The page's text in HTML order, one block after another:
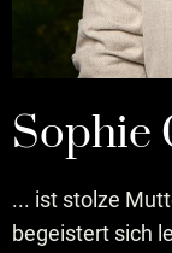
Sophie
... ist stolze
begeistert sich